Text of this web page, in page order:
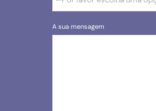
A sua mensagem